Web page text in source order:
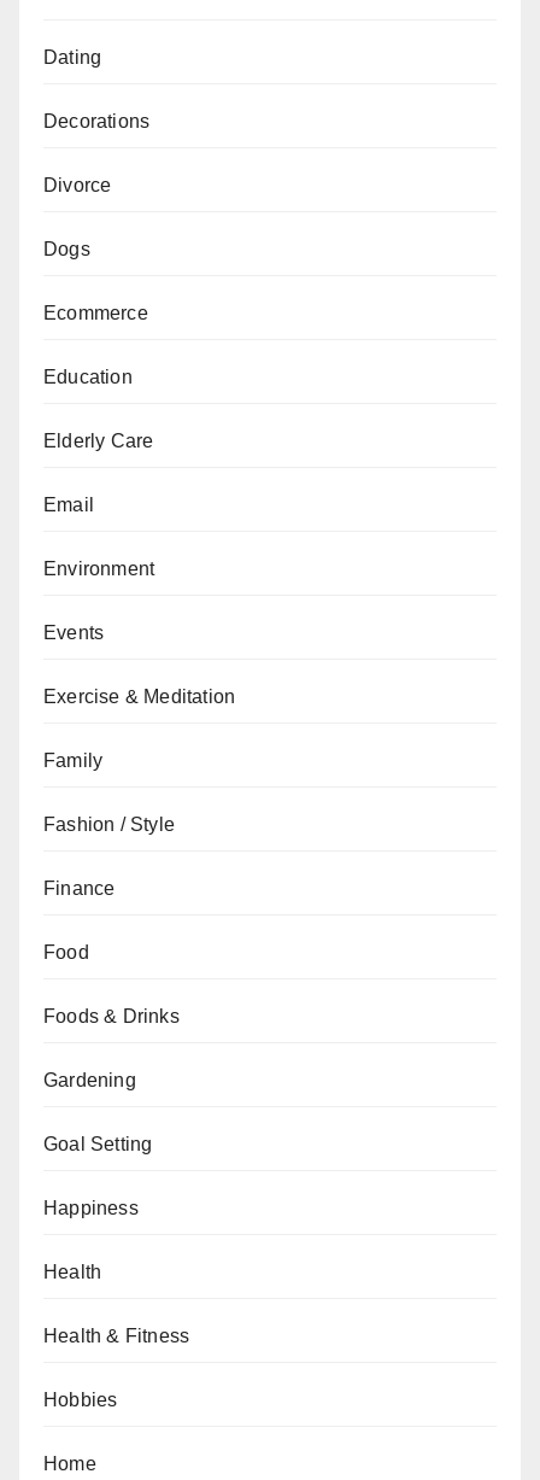
Dating
Decorations
Divorce
Dogs
Ecommerce
Education
Elderly Care
Email
Environment
Events
Exercise & Meditation
Family
Fashion / Style
Finance
Food
Foods & Drinks
Gardening
Goal Setting
Happiness
Health
Health & Fitness
Hobbies
Home